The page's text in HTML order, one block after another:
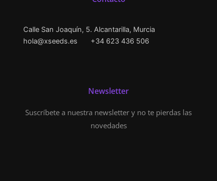
Calle San Joaquín, 5. Alcantarilla, Murcia
hola@xseeds.es
+34 623 436 506
Newsletter
Suscríbete a nuestra newsletter y no te pierdas las
novedades